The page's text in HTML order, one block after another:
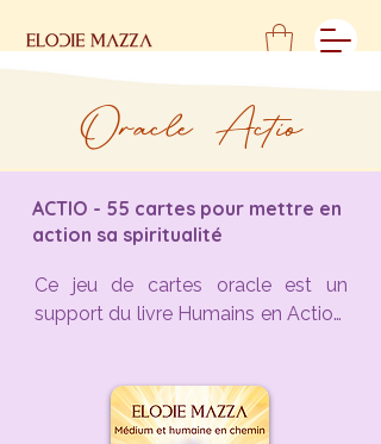
ACTIO - 55 cartes pour mettre en
action sa spiritualité
Ce jeu de cartes oracle est un
support du livre Humains en Action,
Vous avez envie de mettre en
Oracle Actio